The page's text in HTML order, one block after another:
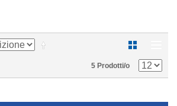
5 Prodotti/o